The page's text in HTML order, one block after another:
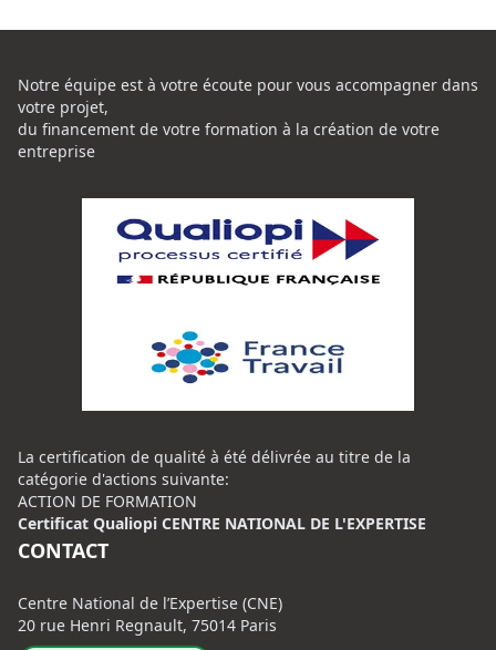
Notre équipe est à votre écoute pour vous accompagner dans
votre projet,
du financement de votre formation à la création de votre
entreprise
La certification de qualité à été délivrée au titre de la
catégorie d'actions suivante:
ACTION DE FORMATION
Certificat Qualiopi CENTRE NATIONAL DE L'EXPERTISE
CONTACT
Centre National de l’Expertise (CNE)
20 rue Henri Regnault, 75014 Paris